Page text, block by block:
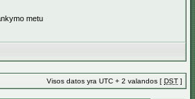
metu
Visos datos yra UTC + 2 valandos [ DST ]